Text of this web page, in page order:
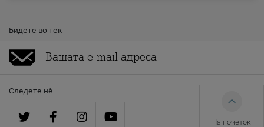
Бидете во тек
Следете нè
На почеток